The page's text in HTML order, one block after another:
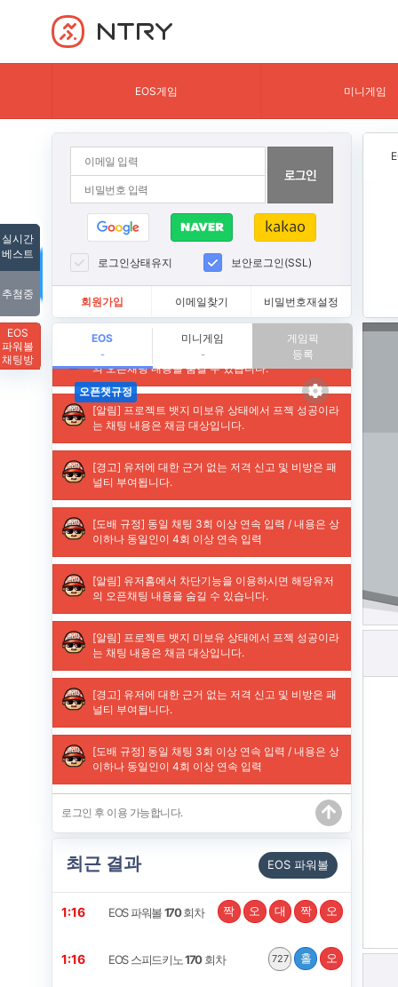
NTRY
EOS게임 미니게임
로그인상태유지 보안로그인(SSL)
회원가입 이메일찾기 비밀번호재설정
EOS
-
미니게임
-
게임픽
등록
최근 결과 EOS 파워볼
1:15 EOS 파워볼170회차 짝 오 대 짝 오
1:15 EOS 스피드키노170회차 727 홀 오
실시간
베스트
추첨중
EOS
파워볼
채팅방